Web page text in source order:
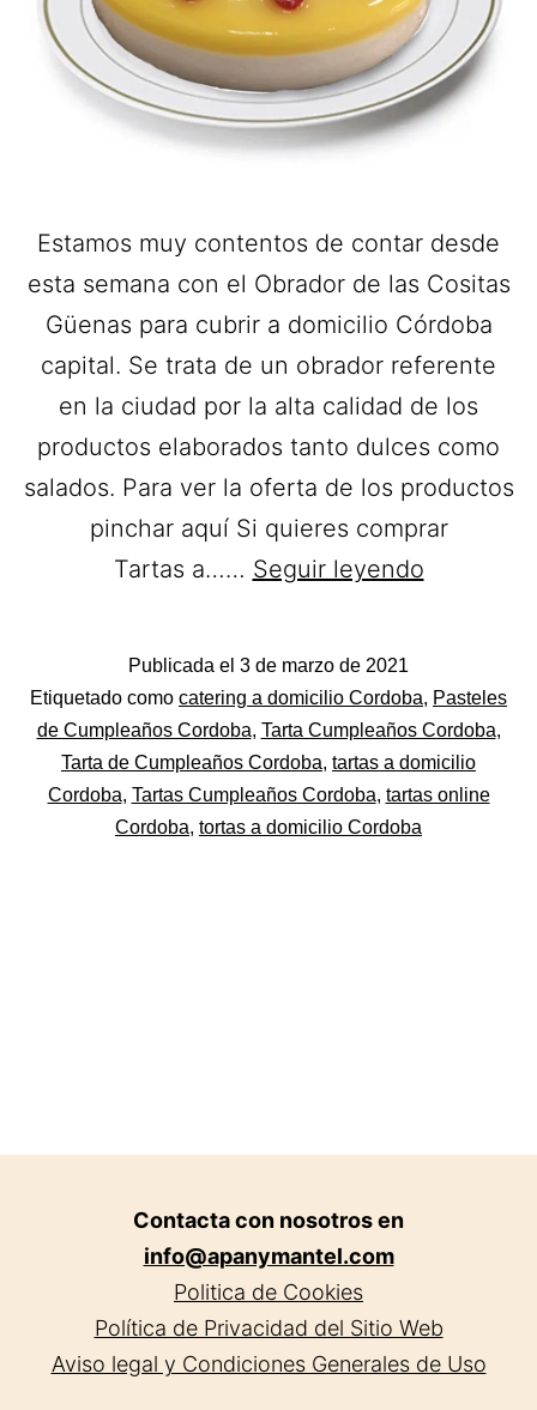
Estamos muy contentos de contar desde
esta semana con el Obrador de las Cositas
Güenas para cubrir a domicilio Córdoba
capital. Se trata de un obrador referente
en la ciudad por la alta calidad de los
productos elaborados tanto dulces como
salados. Para ver la oferta de los productos
pinchar aquí Si quieres comprar
Tartas a…… Seguir leyendoObrador
Cositas
Güenas.
Tartas
a
Publicada el 3 de marzo de 2021
Categorizado
como
Pastelerías
Asociadas
Apanymantel
Etiquetado como catering a domicilio Cordoba, Pasteles
de Cumpleaños Cordoba, Tarta Cumpleaños Cordoba,
Tarta de Cumpleaños Cordoba, tartas a domicilio
Cordoba, Tartas Cumpleaños Cordoba, tartas online
Cordoba, tortas a domicilio Cordoba
Contacta con nosotros en
info@apanymantel.com
Politica de Cookies
Política de Privacidad del Sitio Web
Aviso legal y Condiciones Generales de Uso